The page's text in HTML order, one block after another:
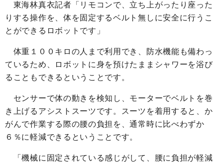
東海林真衣記者「リモコンで、立ち上がったり座った
りする操作を、体を固定するベルト無しに安全に行うこ
とができるロボットです」
体重１００キロの人まで利用でき、防水機能も備わっ
ているため、ロボットに身を預けたままシャワーを浴び
ることもできるということです。
センサーで体の動きを検知し、モーターでベルトを巻
き上げるアシストスーツです。スーツを着用すると、か
がんで作業する際の腰の負担を、通常時に比べわずか
６％に軽減できるということです。
「機械に固定されている感じがして、腰に負担が軽減